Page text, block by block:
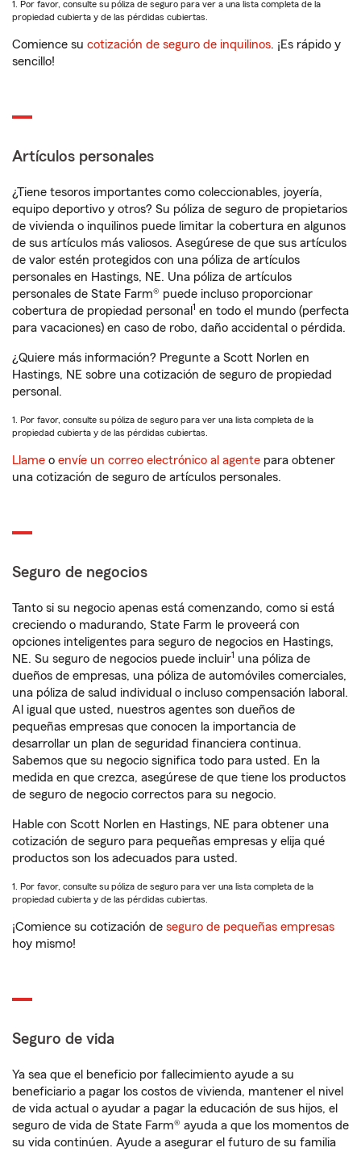
1. Por favor, consulte su póliza de seguro para ver a una lista completa de la
propiedad cubierta y de las pérdidas cubiertas.
Comience su cotización de seguro de inquilinos. ¡Es rápido y
sencillo!
Artículos personales
¿Tiene tesoros importantes como coleccionables, joyería,
equipo deportivo y otros? Su póliza de seguro de propietarios
de vivienda o inquilinos puede limitar la cobertura en algunos
de sus artículos más valiosos. Asegúrese de que sus artículos
de valor estén protegidos con una póliza de artículos
personales en Hastings, NE. Una póliza de artículos
personales de State Farm® puede incluso proporcionar
cobertura de propiedad personal 1 en todo el mundo (perfecta
para vacaciones) en caso de robo, daño accidental o pérdida.
¿Quiere más información? Pregunte a Scott Norlen en
Hastings, NE sobre una cotización de seguro de propiedad
personal.
1. Por favor, consulte su póliza de seguro para ver una lista completa de la
propiedad cubierta y de las pérdidas cubiertas.
Llame o envíe un correo electrónico al agente para obtener
una cotización de seguro de artículos personales.
Seguro de negocios
Tanto si su negocio apenas está comenzando, como si está
creciendo o madurando, State Farm le proveerá con
opciones inteligentes para seguro de negocios en Hastings,
NE. Su seguro de negocios puede incluir1 una póliza de
dueños de empresas, una póliza de automóviles comerciales,
una póliza de salud individual o incluso compensación laboral.
Al igual que usted, nuestros agentes son dueños de
pequeñas empresas que conocen la importancia de
desarrollar un plan de seguridad financiera continua.
Sabemos que su negocio significa todo para usted. En la
medida en que crezca, asegúrese de que tiene los productos
de seguro de negocio correctos para su negocio.
Hable con Scott Norlen en Hastings, NE para obtener una
cotización de seguro para pequeñas empresas y elija qué
productos son los adecuados para usted.
1. Por favor, consulte su póliza de seguro para ver una lista completa de la
propiedad cubierta y de las pérdidas cubiertas.
¡Comience su cotización de seguro de pequeñas empresas
hoy mismo!
Seguro de vida
Ya sea que el beneficio por fallecimiento ayude a su
beneficiario a pagar los costos de vivienda, mantener el nivel
de vida actual o ayudar a pagar la educación de sus hijos, el
seguro de vida de State Farm® ayuda a que los momentos de
su vida continúen. Ayude a asegurar el futuro de su familia